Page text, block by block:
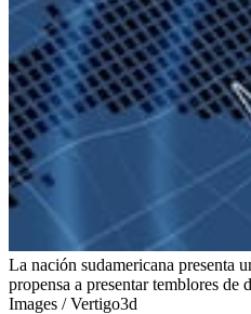
La nación sudamericana presenta
propensa a presentar temblores de
Images / Vertigo3d